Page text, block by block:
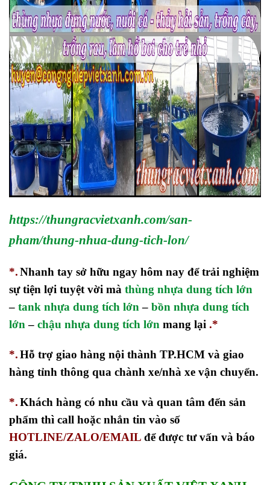
https://thungracvietxanh.com/san-
pham/thung-nhua-dung-tich-lon/
*.Nhanh tay sở hữu ngay hôm nay để trải nghiệm
sự tiện lợi tuyệt vời mà thùng nhựa dung tích lớn
– tank nhựa dung tích lớn – bồn nhựa dung tích
lớn – chậu nhựa dung tích lớn mang lại .*
*.Hỗ trợ giao hàng nội thành TP.HCM và giao
hàng tỉnh thông qua chành xe/nhà xe vận chuyển.
*.Khách hàng có nhu cầu và quan tâm đến sản
phẩm thì call hoặc nhắn tin vào số
HOTLINE/ZALO/EMAIL để được tư vấn và báo
giá.